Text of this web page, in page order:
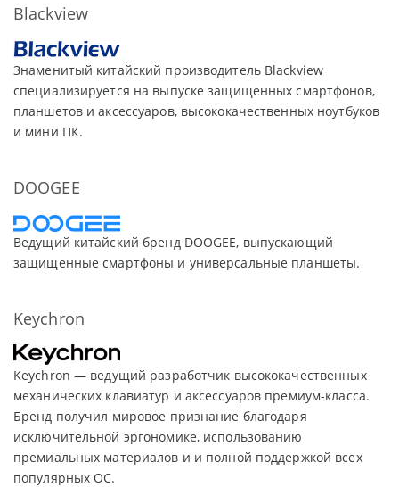
Blackview
Знаменитый китайский производитель Blackview
специализируется на выпуске защищенных смартфонов,
планшетов и аксессуаров, высококачественных ноутбуков
и мини ПК.
DOOGEE
Ведущий китайский бренд DOOGEE, выпускающий
защищенные смартфоны и универсальные планшеты.
Keychron
Keychron — ведущий разработчик высококачественных
механических клавиатур и аксессуаров премиум-класса.
Бренд получил мировое признание благодаря
исключительной эргономике, использованию
премиальных материалов и и полной поддержкой всех
популярных ОС.